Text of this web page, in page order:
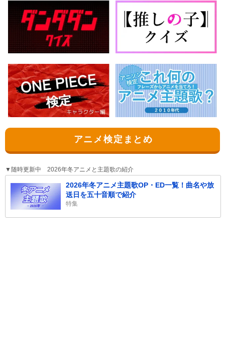
アニメ検定まとめ
▼随時更新中 2026年冬アニメと主題歌の紹介
2026年冬アニメ主題歌OP・ED一覧！曲名や放
送日を五十音順で紹介
特集